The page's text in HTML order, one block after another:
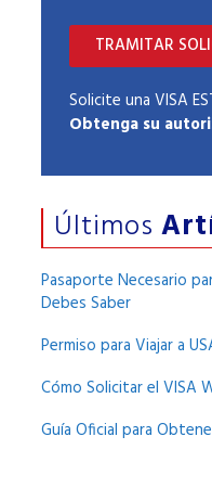
TRAMITAR
Solicite una VISA
Obtenga su
Últimos
Pasaporte Necesario
Debes Saber
Permiso para Viajar a
Cómo Solicitar el VISA
Guía Oficial para